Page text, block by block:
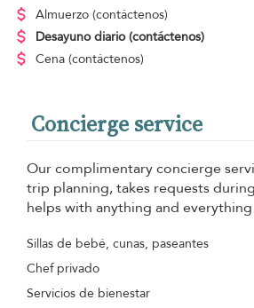
Almuerzo (contáctenos)
Desayuno diario (contáctenos)
Cena (contáctenos)
Concierge service
Our complimentary concierge
trip planning, takes requests
helps with anything and
Sillas de bebé, cunas, paseantes
Chef privado
Servicios de bienestar